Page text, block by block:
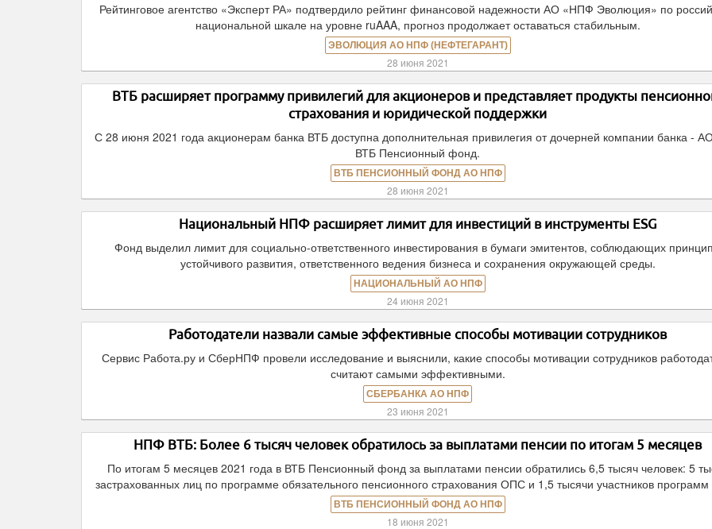
Рейтинговое агентство «Эксперт РА» подтвердило рейтинг финансовой надежности АО «НПФ Эволюция» по
национальной шкале на уровне ruAAA, прогноз продолжает оставаться стабильным.
ЭВОЛЮЦИЯ АО НПФ (НЕФТЕГАРАНТ)
28 июня 2021
ВТБ расширяет программу привилегий для акционеров и представляет продукты
страхования и юридической поддержки
С 28 июня 2021 года акционерам банка ВТБ доступна дополнительная привилегия от дочерней компании банка -
ВТБ Пенсионный фонд.
ВТБ ПЕНСИОННЫЙ ФОНД АО НПФ
28 июня 2021
Национальный НПФ расширяет лимит для инвестиций в инструменты ESG
Фонд выделил лимит для социально-ответственного инвестирования в бумаги эмитентов, соблюдающих
устойчивого развития, ответственного ведения бизнеса и сохранения окружающей среды.
НАЦИОНАЛЬНЫЙ АО НПФ
24 июня 2021
Работодатели назвали самые эффективные способы мотивации сотрудников
Сервис Работа.ру и СберНПФ провели исследование и выяснили, какие способы мотивации сотрудников
считают самыми эффективными.
СБЕРБАНКА АО НПФ
23 июня 2021
НПФ ВТБ: Более 6 тысяч человек обратилось за выплатами пенсии по итогам 5 месяцев
По итогам 5 месяцев 2021 года в ВТБ Пенсионный фонд за выплатами пенсии обратились 6,5 тысяч человек: 5
застрахованных лиц по программе обязательного пенсионного страхования ОПС и 1,5 тысячи участников
ВТБ ПЕНСИОННЫЙ ФОНД АО НПФ
18 июня 2021